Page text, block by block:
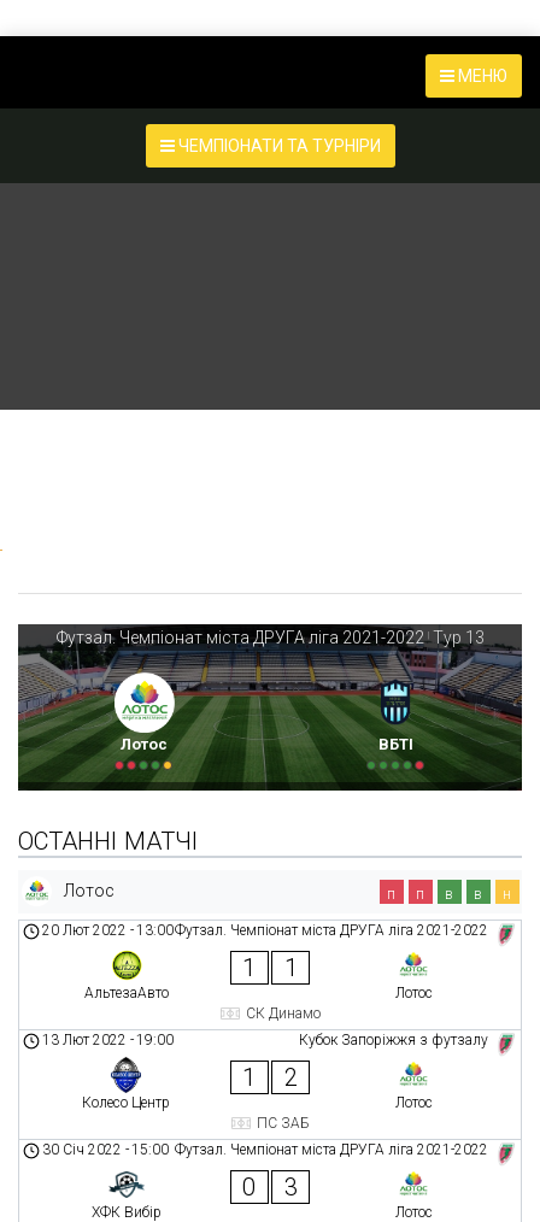
МЕНЮ
ЧЕМПІОНАТИ ТА ТУРНІРИ
Футзал. Чемпіонат міста ДРУГА ліга 2021-2022 | Тур 13
Лотос ВБТІ
ОСТАННІ МАТЧІ
Лотос п п в в н
Футзал. Чемпіонат міста ДРУГА ліга 2021-2022
20 Лют 2022 -13:00
АльтезаАвто
1 1
Лотос
СК Динамо
Кубок Запоріжжя з футзалу
13 Лют 2022 -19:00
Колесо Центр
1 2
Лотос
ПС ЗАБ
Футзал. Чемпіонат міста ДРУГА ліга 2021-2022
30 Січ 2022 -15:00
ХФК Вибір
0 3
Лотос